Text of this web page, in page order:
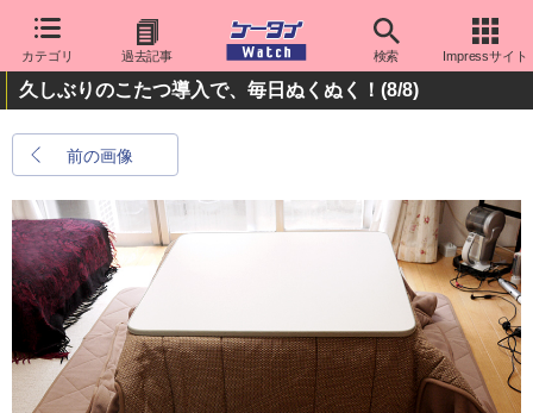
カテゴリ 過去記事 検索 Impressサイト
久しぶりのこたつ導入で、毎日ぬくぬく！ (8/8)
前の画像